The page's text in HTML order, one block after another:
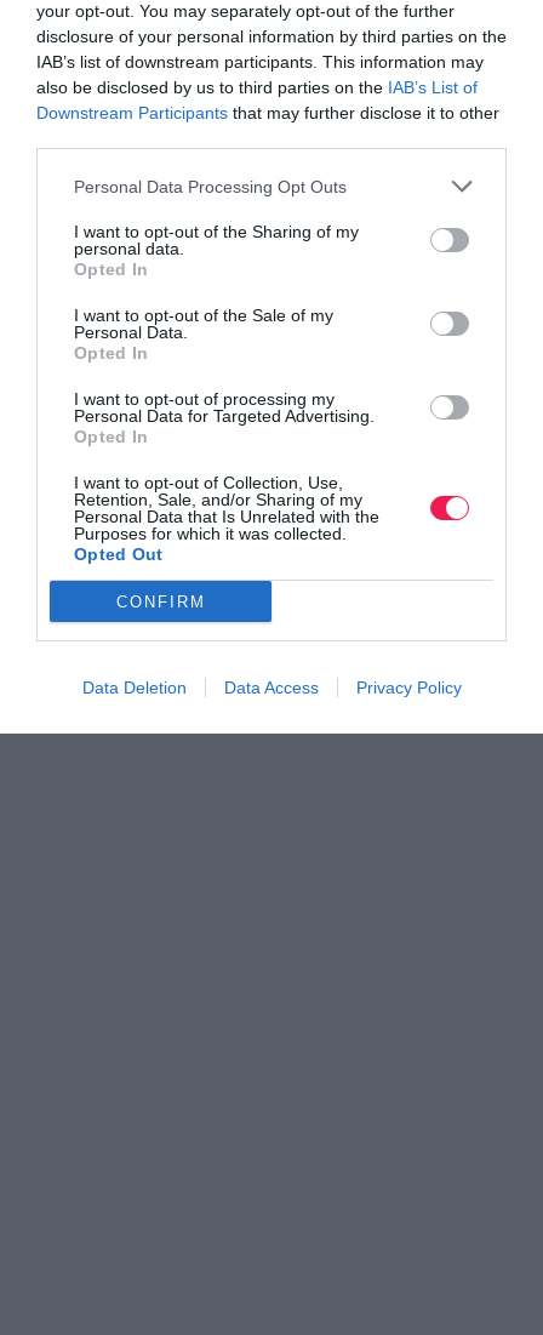
your opt-out. You may separately opt-out of the further
disclosure of your personal information by third parties on the
IAB’s list of downstream participants. This information may
also be disclosed by us to third parties on the IAB’s List of
Downstream Participants that may further disclose it to other
Personal Data Processing Opt Outs
I want to opt-out of the Sharing of my
personal data.
Opted In
I want to opt-out of the Sale of my
Personal Data.
Opted In
I want to opt-out of processing my
Personal Data for Targeted Advertising.
Opted In
I want to opt-out of Collection, Use,
Retention, Sale, and/or Sharing of my
Personal Data that Is Unrelated with the
Purposes for which it was collected.
Opted Out
CONFIRM
Data Deletion Data Access Privacy Policy